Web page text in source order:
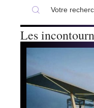
Les